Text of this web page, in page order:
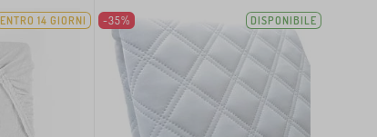
ENTRO 14 GIORNI -35% DISPONIBILE